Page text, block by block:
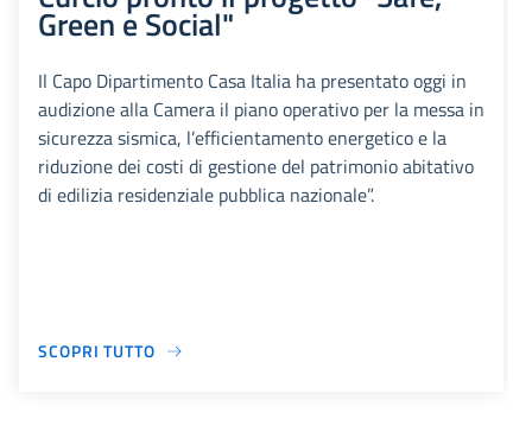
Green e Social"
Il Capo Dipartimento Casa Italia ha presentato oggi in
audizione alla Camera il piano operativo per la messa in
sicurezza sismica, l’efficientamento energetico e la
riduzione dei costi di gestione del patrimonio abitativo
di edilizia residenziale pubblica nazionale”.
SCOPRI TUTTO